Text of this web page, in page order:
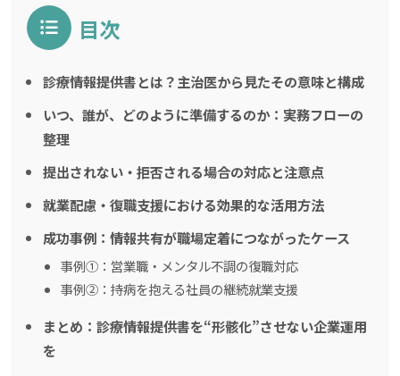
目次
診療情報提供書とは？主治医から見たその意味と構成
いつ、誰が、どのように準備するのか：実務フローの
整理
提出されない・拒否される場合の対応と注意点
就業配慮・復職支援における効果的な活用方法
成功事例：情報共有が職場定着につながったケース
事例①：営業職・メンタル不調の復職対応
事例②：持病を抱える社員の継続就業支援
まとめ：診療情報提供書を“形骸化”させない企業運用
を